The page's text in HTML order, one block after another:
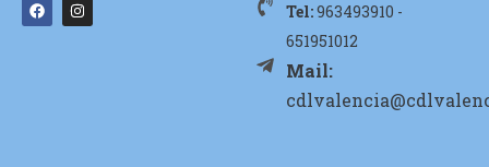
Tel:963493910 -
651951012
Mail: